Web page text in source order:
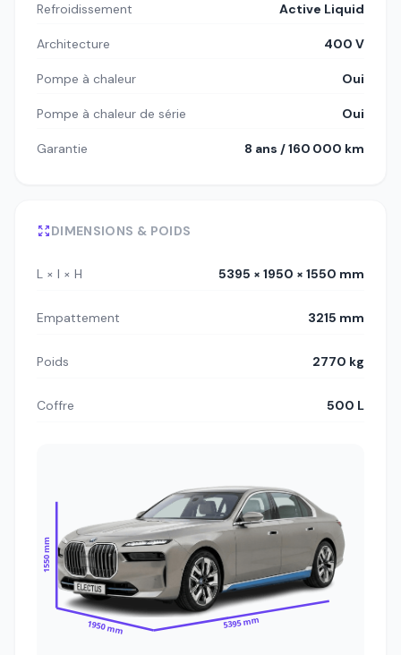
Refroidissement Active Liquid
Architecture 400 V
Pompe à chaleur Oui
Pompe à chaleur de série Oui
Garantie 8 ans / 160 000 km
DIMENSIONS & POIDS
L × l × H 5395 × 1950 × 1550 mm
Empattement 3215 mm
Poids 2770 kg
Coffre 500 L
1550 mm
1950 mm 5395 mm